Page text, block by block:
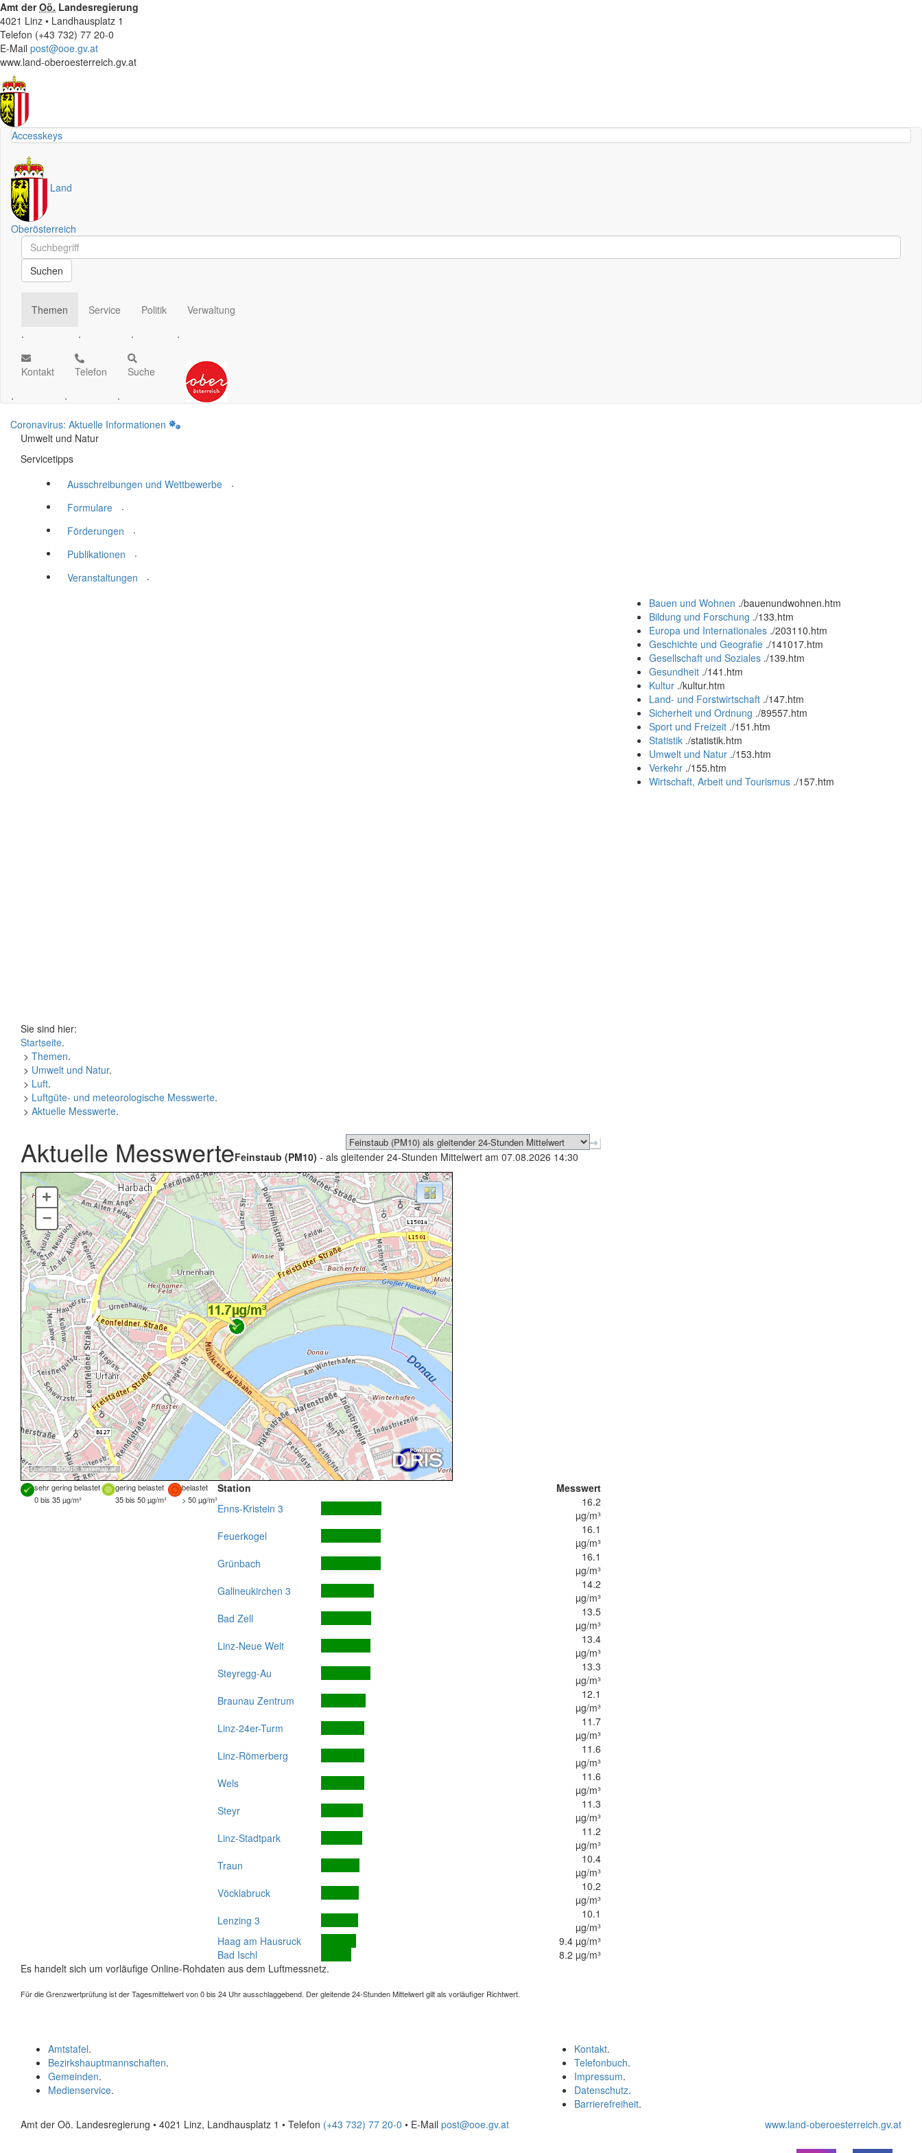
Amt derOö. Landesregierung
4021 Linz • Landhausplatz 1
Telefon (+43 732) 77 20-0
E-Mail post@ooe.gv.at
www.land-oberoesterreich.gv.at
Accesskeys
Land
Oberösterreich
Schnellsuche
Schnellsuche
Suchen
Themen
.
Service
.
Politik
.
Verwaltung
.
Kontakt
.
Telefon
.
Suche
.
Coronavirus: Aktuelle Informationen
Umwelt und Natur
Servicetipps
Ausschreibungen und Wettbewerbe
.
Formulare
.
Förderungen
.
Publikationen
.
Veranstaltungen
.
Bauen und Wohnen ./bauenundwohnen.htm
Bildung und Forschung ./133.htm
Europa und Internationales ./203110.htm
Geschichte und Geografie ./141017.htm
Gesellschaft und Soziales ./139.htm
Gesundheit ./141.htm
Kultur ./kultur.htm
Land- und Forstwirtschaft ./147.htm
Sicherheit und Ordnung ./89557.htm
Sport und Freizeit ./151.htm
Statistik ./statistik.htm
Umwelt und Natur ./153.htm
Verkehr ./155.htm
Wirtschaft, Arbeit und Tourismus ./157.htm
Sie sind hier:
Startseite.
> Themen.
> Umwelt und Natur.
> Luft.
> Luftgüte- und meteorologische Messwerte.
> Aktuelle Messwerte.
Aktuelle MesswerteFeinstaub (PM10) - als gleitender 24-Stunden Mittelwert am 07.08.2026 14:30
Quellen: DORIS,basemap.at
+
–
sehr gering belastet gering belastet
belastet
0 bis 35 µg/m³
35 bis 50 µg/m³ > 50 µg/m³
Station
Messwert
Enns-Kristein 3
16.2
µg/m³
Feuerkogel
16.1
µg/m³
Grünbach
16.1
µg/m³
Gallneukirchen 3
14.2
µg/m³
Bad Zell
13.5
µg/m³
Linz-Neue Welt
13.4
µg/m³
Steyregg-Au
13.3
µg/m³
Braunau Zentrum
12.1
µg/m³
Linz-24er-Turm
11.7
µg/m³
Linz-Römerberg
11.6
µg/m³
Wels
11.6
µg/m³
Steyr
11.3
µg/m³
Linz-Stadtpark
11.2
µg/m³
Traun
10.4
µg/m³
Vöcklabruck
10.2
µg/m³
Lenzing 3
10.1
µg/m³
Haag am Hausruck
9.4 µg/m³
Bad Ischl
8.2 µg/m³
Es handelt sich um vorläufige Online-Rohdaten aus dem Luftmessnetz.
Für die Grenzwertprüfung ist der Tagesmittelwert von 0 bis 24 Uhr ausschlaggebend. Der gleitende 24-Stunden Mittelwert gilt als vorläufiger Richtwert.
Kontakt.
Telefonbuch.
Impressum.
Datenschutz.
Barrierefreiheit.
Amtstafel.
Bezirkshauptmannschaften.
Gemeinden.
Medienservice.
Amt der Oö. Landesregierung • 4021 Linz, Landhausplatz 1 • Telefon (+43 732) 77 20-0 • E-Mail post@ooe.gv.at www.land-oberoesterreich.gv.at